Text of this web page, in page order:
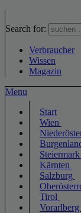
Search for:
Verbraucher
Wissen
Magazin
Menu
Start
Wien
Steiermark
Kärnten
Salzburg
Tirol
Vorarlberg